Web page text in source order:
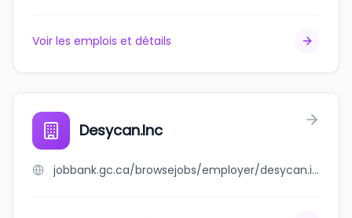
Voir les emplois et détails
Desycan.Inc
jobbank.gc.ca/browsejobs/employer/desycan.inc/ca